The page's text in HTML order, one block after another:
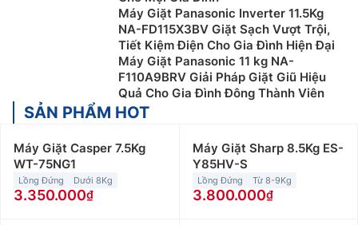
Máy Giặt Panasonic Inverter 11.5Kg
NA-FD115X3BV Giặt Sạch Vượt Trội,
Tiết Kiệm Điện Cho Gia Đình Hiện Đại
Máy Giặt Panasonic 11 kg NA-
F110A9BRV Giải Pháp Giặt Giũ Hiệu
Quả Cho Gia Đình Đông Thành Viên
SẢN PHẨM HOT
Máy Giặt Casper 7.5Kg
WT-75NG1
Lồng Đứng Dưới 8Kg
3.350.000
Máy Giặt Sharp 8.5Kg ES-
Y85HV-S
Lồng Đứng Từ 8-9Kg
3.800.000